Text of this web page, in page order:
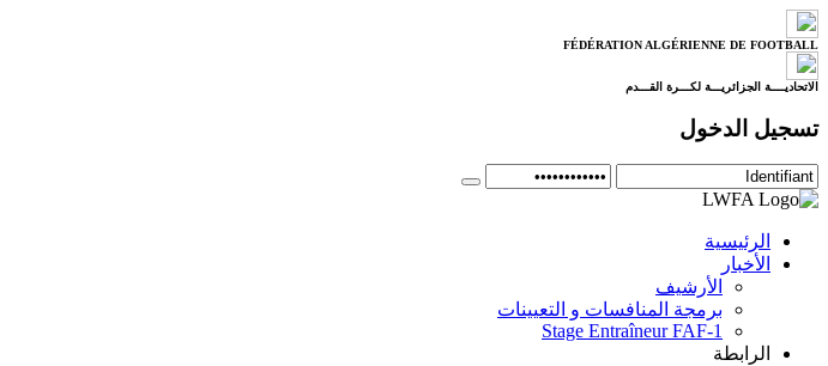
FÉDÉRATION ALGÉRIENNE DE FOOTBALL
الاتحاديــــة الجزائريـــة لكـــرة القـــدم
تسجيل الدخول
الرئيسية
الأخبار
الأرشيف
برمجة المنافسات و التعيينات
Stage Entraîneur FAF-1
الرابطة